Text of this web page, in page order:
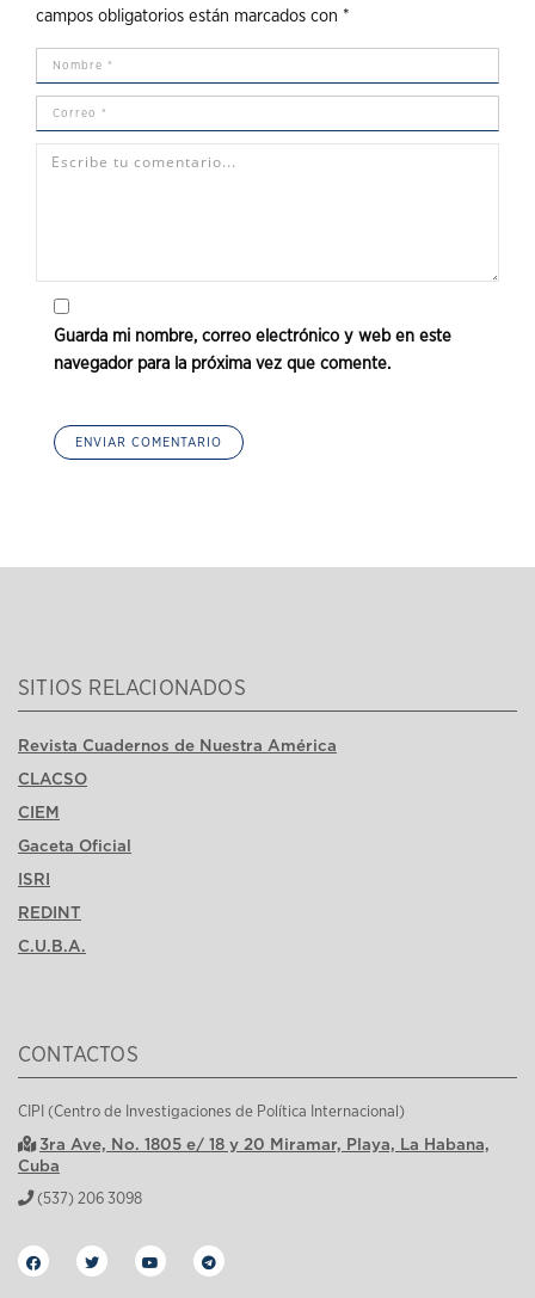
campos obligatorios están marcados con *
Guarda mi nombre, correo electrónico y web en este
navegador para la próxima vez que comente.
SITIOS RELACIONADOS
Revista Cuadernos de Nuestra América
CLACSO
CIEM
Gaceta Oficial
ISRI
REDINT
C.U.B.A.
CONTACTOS
CIPI (Centro de Investigaciones de Política Internacional)
3ra Ave, No. 1805 e/ 18 y 20 Miramar, Playa, La Habana,
Cuba
(537) 206 3098